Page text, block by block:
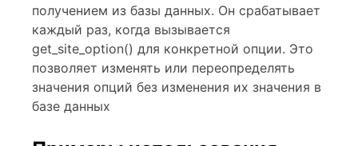
получением из базы данных. Он срабатывает
каждый раз, когда вызывается
get_site_option() для конкретной опции. Это
позволяет изменять или переопределять
значения опций без изменения их значения в
базе данных